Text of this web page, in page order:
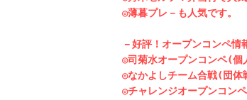
◎薄暮プレ－も人気です。
－好評！オープンコンペ情
◎司菊水オープンコンペ(個
◎なかよしチーム合戦(団体
◎チャレンジオープンコン